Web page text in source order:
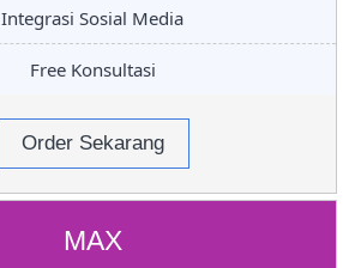
Integrasi Sosial Media
Free Konsultasi
Order Sekarang
MAX